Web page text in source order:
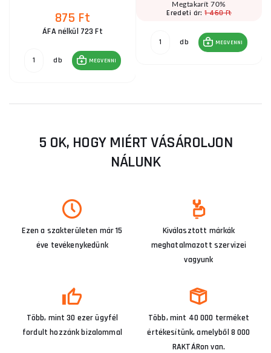
875 Ft
ÁFA nélkül 723 Ft
db MEGVENNI
Megtakarít 70%
Eredeti ár:1 460 Ft
db MEGVENNI
5 OK, HOGY MIÉRT VÁSÁROLJON
NÁLUNK
Ezen a szakterületen már 15
éve tevékenykedünk
Kiválasztott márkák
meghatalmazott szervizei
vagyunk
Több, mint 30 ezer ügyfél
fordult hozzánk bizalommal
Több, mint 40 000 terméket
értékesítünk, amelyből 8 000
RAKTÁRon van.